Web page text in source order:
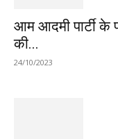
आम आदमी पार्टी के
की...
24/10/2023